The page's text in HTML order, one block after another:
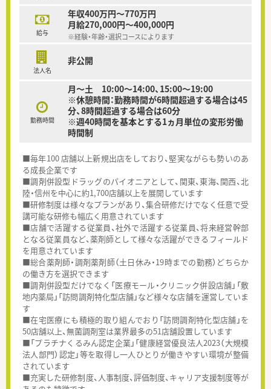
給与
年収400万円～770万円
月給270,000円～400,000円
※経験・年齢・選択コースによります
法人名
非公開
勤務時間
月～土 10:00〜14:00、15:00〜19:00
※休憩時間：勤務時間が6時間超過する場合は45
分、8時間超過する場合は60分
※週40時間を基本とする1ヵ月単位の変形労働
時間制
■毎年100 店舗以上新規出店をしており、堅実ながらも勢いのあ
る成長企業です
■調剤併設型ドラッグのパイオニアとして、関東、東海、関西、北
陸・信州を中心に約1,700店舗以上を展開しています
■研修制度は様々なプランがあり、集合研修だけでなく任意で受
講可能な研修も幅広く用意されています
■店舗で活躍する従業員、社外で活躍する従業員、将来経営幹部
となる従業員など、薬剤師として様々な活躍ができるフィールド
を用意されています
■総合薬剤師・調剤薬剤師（土日休み・19時までの勤務）どちらか
の働き方を選択できます
■調剤併設型だけでなく「医療モール・クリニック併設店舗」「敷
地内薬局」「訪問調剤特化型店舗」など様々な店舗を運営していま
す
■在宅医療にも積極的取り組んでおり「訪問調剤特化型店舗」を
50店舗以上、無菌調剤室は業界最多の51店舗設置しています
■「プラチナくるみん認定企業」「健康経営優良法人2023（大規模
法人部門）認定」等を取得し一人ひとりが働きやすい環境が整備
されています
■充実した研修制度、人事制度、評価制度、キャリア支援制度等が